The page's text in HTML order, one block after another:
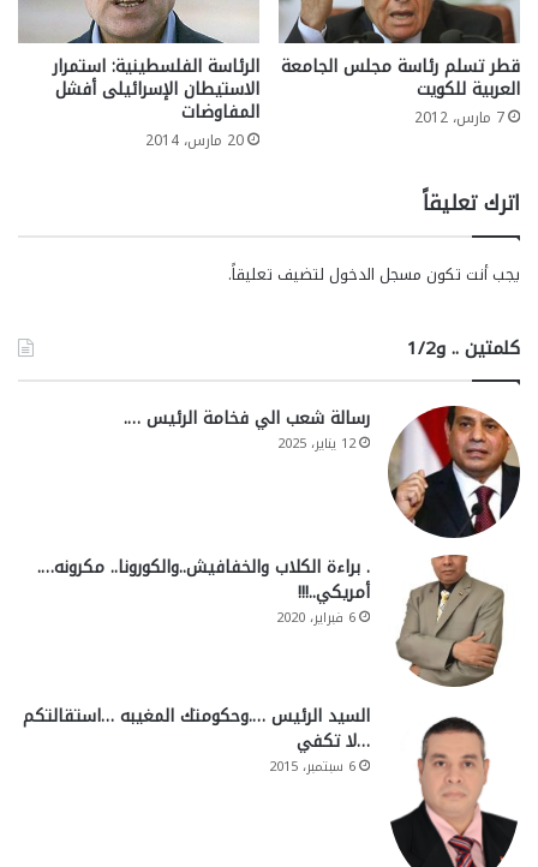
قطر تسلم رئاسة مجلس الجامعة
العربية للكويت
7 مارس، 2012
الرئاسة الفلسطينية: استمرار
الاستيطان الإسرائيلى أفشل
المفاوضات
20 مارس، 2014
اترك تعليقاً
يجب أنت تكون مسجل الدخول لتضيف تعليقاً.
كلمتين .. و1/2
رسالة شعب الي فخامة الرئيس ….
12 يناير، 2025
. براءة الكلاب والخفافيش..والكورونا.. مكرونه….
أمريكي..!!!
6 فبراير، 2020
السيد الرئيس ….وحكومتك المغيبه …استقالتكم
…لا تكفي
6 سبتمبر، 2015